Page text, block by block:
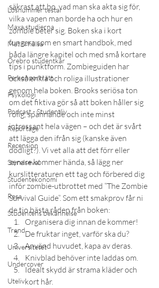
Lösnummer testar
Maxa studierna
Mat & hälsa
Örebro studentkår
Personporträtt
Psykologi
Podcast - Studentliv
Reportage
Recension
Styrelseval
Studentekonomi
Resa
Studentens bekännelse
Trend
Universitetet
Undercover
Uteliv
säkrast att bo, vad man ska akta sig för,
vilka vapen man borde ha och hur en
zombie beter sig. Boken ska i kort
fungera som en smart handbok, med
båda längre kapitel och med små kortare
tips i punktform. Zombieguiden har
också enkla och roliga illustrationer
genom hela boken. Brooks seriösa ton
om det fiktiva gör så att boken håller sig
rolig, spännande och inte minst
intressant hela vägen – och det är svårt
att lägga den ifrån sig (kanske även
dödligt?). Vi vet alla att det förr eller
senare kommer hända, så lägg ner
kurslitteraturen ett tag och förbered dig
inför zombie-utbrottet med ”The Zombie
Survival Guide”. Som ett smakprov får ni
de tio bästa råden från boken:
Organisera dig innan de kommer!
De fruktar inget, varför ska du?
Använd huvudet, kapa av deras.
Knivblad behöver inte laddas om.
Idealt skydd är strama kläder och
kort hår.